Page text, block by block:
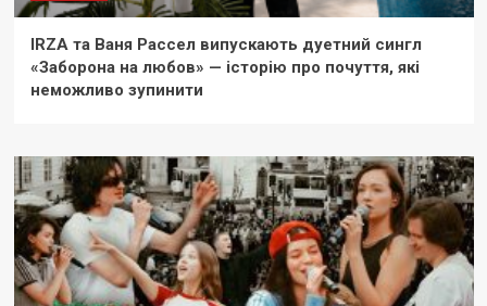
IRZA та Ваня Рассел випускають дуетний сингл
«Заборона на любов» — історію про почуття, які
неможливо зупинити